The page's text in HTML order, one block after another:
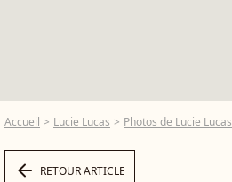
Accueil Lucie Lucas Photos de Lucie Lucas
arrow_left RETOUR ARTICLE